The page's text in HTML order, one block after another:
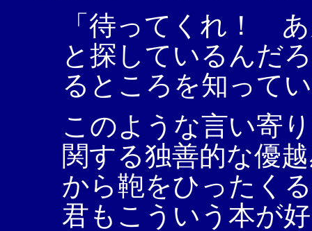
「待ってくれ！
と探しているんだ
るところを知って
このような言い寄
関する独善的な優
から鞄をひったく
君もこういう本が